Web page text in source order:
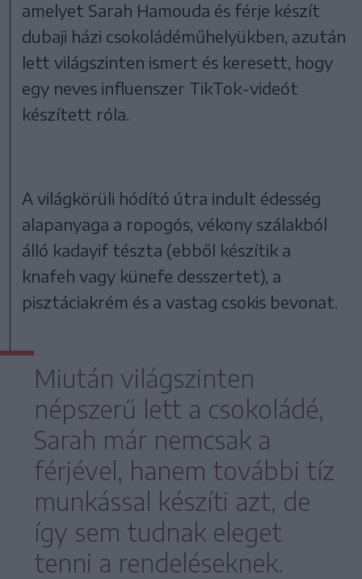
amelyet Sarah Hamouda és férje készít
dubaji házi csokoládéműhelyükben, azután
lett világszinten ismert és keresett, hogy
egy neves influenszer TikTok-videót
készített róla.
A világkörüli hódító útra indult édesség
alapanyaga a ropogós, vékony szálakból
álló kadayif tészta (ebből készítik a
knafeh vagy künefe desszertet), a
pisztáciakrém és a vastag csokis bevonat.
Miután világszinten
népszerű lett a csokoládé,
Sarah már nemcsak a
férjével, hanem további tíz
munkással készíti azt, de
így sem tudnak eleget
tenni a rendeléseknek.